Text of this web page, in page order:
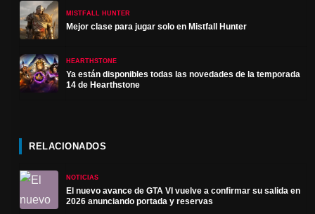
MISTFALL HUNTER
Mejor clase para jugar solo en Mistfall Hunter
HEARTHSTONE
Ya están disponibles todas las novedades de la temporada
14 de Hearthstone
RELACIONADOS
NOTICIAS
El nuevo avance de GTA VI vuelve a confirmar su salida en
2026 anunciando portada y reservas